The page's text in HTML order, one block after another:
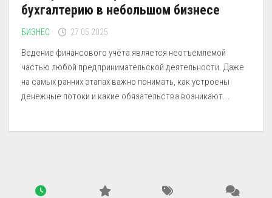
бухгалтерию в небольшом бизнесе
БИЗНЕС 27.05.2025
Ведение финансового учёта является неотъемлемой
частью любой предпринимательской деятельности. Даже
на самых ранних этапах важно понимать, как устроены
денежные потоки и какие обязательства возникают...